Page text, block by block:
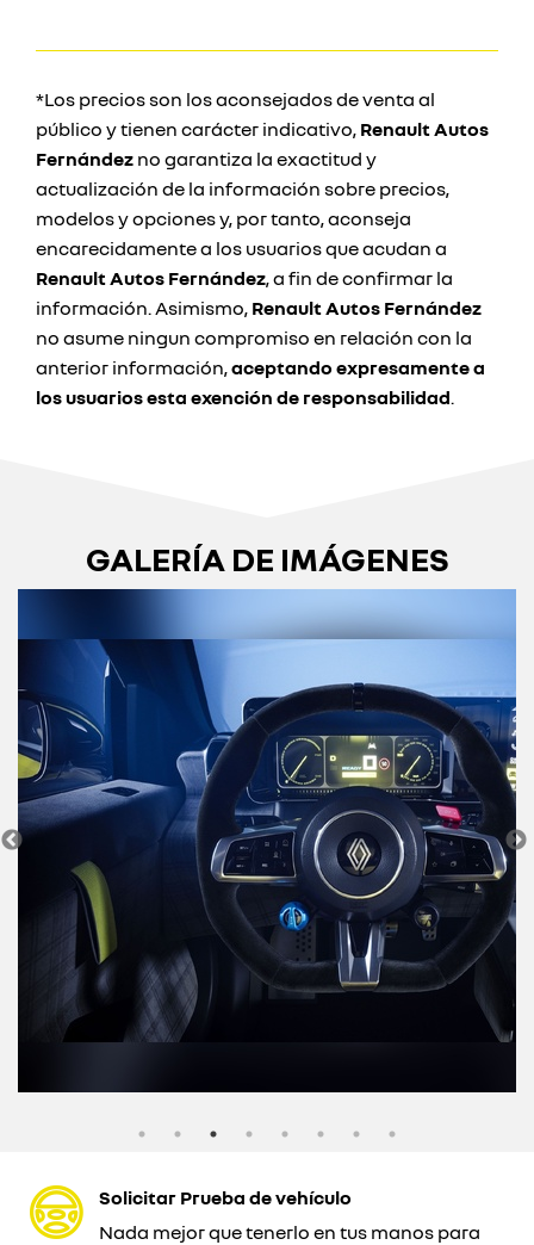
*Los precios son los aconsejados de venta al
público y tienen carácter indicativo, Renault Autos
Fernández no garantiza la exactitud y
actualización de la información sobre precios,
modelos y opciones y, por tanto, aconseja
encarecidamente a los usuarios que acudan a
Renault Autos Fernández, a fin de confirmar la
información. Asimismo, Renault Autos Fernández
no asume ningun compromiso en relación con la
anterior información,aceptando expresamente a
los usuarios esta exención de responsabilidad.
GALERÍA DE IMÁGENES
Solicitar Prueba de vehículo
Nada mejor que tenerlo en tus manos para